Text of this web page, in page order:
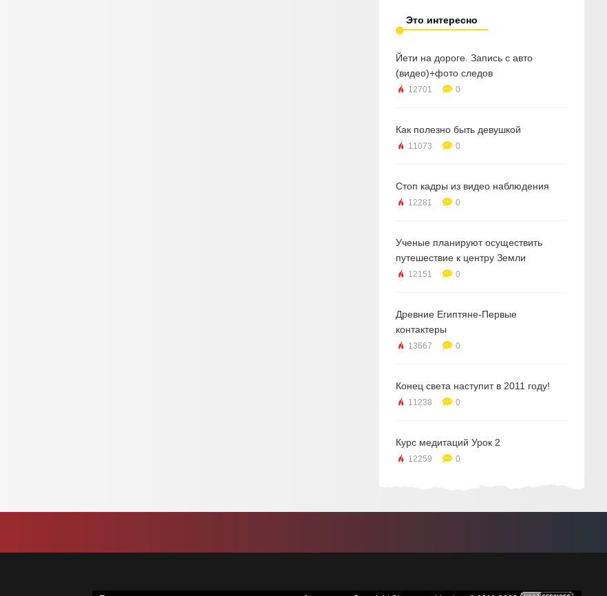
Это интересно
Йети на дороге. Запись с авто
(видео)+фото следов
12701 0
Как полезно быть девушкой
11073 0
Стоп кадры из видео наблюдения
12281 0
Ученые планируют осуществить
путешествие к центру Земли
12151 0
Древние Египтяне-Первые
контактеры
13667 0
Конец света наступит в 2011 году!
11238 0
Курс медитаций Урок 2
12259 0